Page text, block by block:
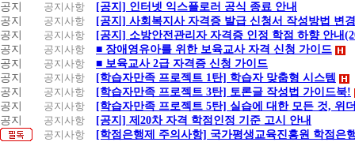
공지
공지사항
[공지] 인터넷 익스플로러 공식 종료 안내
공지
공지사항
[공지] 사회복지사 자격증 발급 신청서 작성방법 변
공지
공지사항
[공지] 소방안전관리자 자격증 인정 학점 하향 안내
공지
공지사항
■ 장애영유아를 위한 보육교사 자격 신청 가이드
공지
공지사항
■ 보육교사 2급 자격증 신청 가이드
공지
공지사항
[학습자만족 프로젝트 1탄] 학습자 맞춤형 시스템
공지
공지사항
[학습자만족 프로젝트 3탄] 토론글 작성법 가이드북!
공지
공지사항
[학습자만족 프로젝트 5탄] 실습에 대한 모든 것, 위
공지
공지사항
[공지] 제20차 자격 학점인정 기준 고시 안내
공지사항
[학점은행제 주의사항] 국가평생교육진흥원 학점은